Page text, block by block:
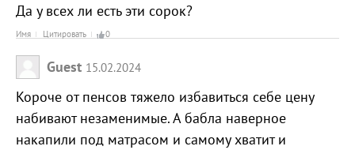
Да у всех ли есть эти сорок?
Имя Цитировать 0
Guest 15.02.2024
Короче от пенсов тяжело избавиться себе цену
набивают незаменимые. А бабла наверное
накапили под матрасом и самому хватит и